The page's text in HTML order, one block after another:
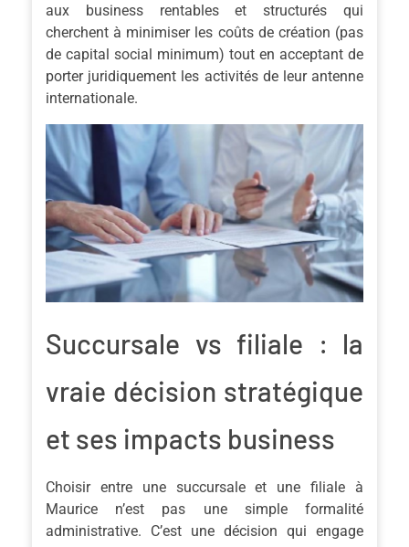
aux business rentables et structurés qui
cherchent à minimiser les coûts de création (pas
de capital social minimum) tout en acceptant de
porter juridiquement les activités de leur antenne
internationale.
Succursale vs filiale : la
vraie décision stratégique
et ses impacts business
Choisir entre une succursale et une filiale à
Maurice n’est pas une simple formalité
administrative. C’est une décision qui engage